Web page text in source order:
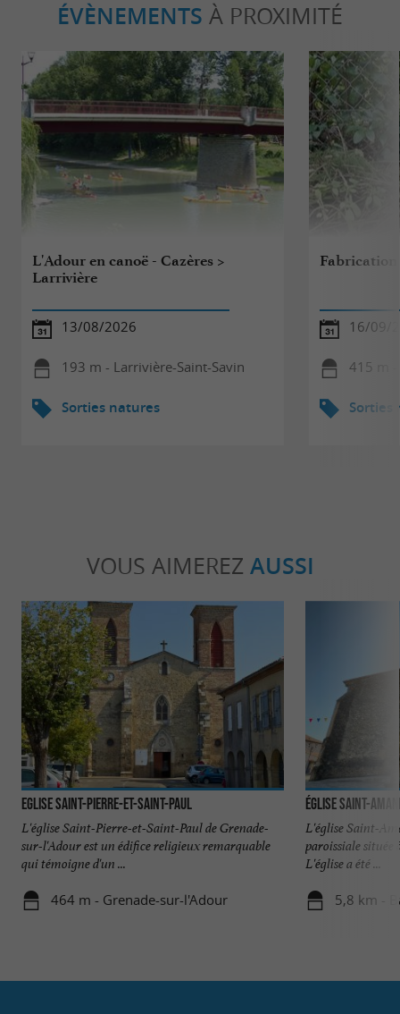
ÉVÈNEMENTS À PROXIMITÉ
L'Adour en canoë - Cazères >
Larrivière
13/08/2026
193 m - Larrivière-Saint-Savin
Sorties natures
Fabrication
16/09/
415 m -
Sorties
VOUS AIMEREZ AUSSI
Eglise Saint-Pierre-et-Saint-Paul
L'église Saint-Pierre-et-Saint-Paul de Grenade-
sur-l'Adour est un édifice religieux remarquable
qui témoigne d'un ...
464 m - Grenade-sur-l'Adour
Église Saint-
L'église Saint-
paroissiale située
L'église a été ...
5,8 km -